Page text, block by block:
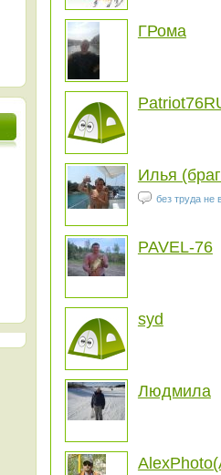
ГРома
Илья
без труда не
PAVEL-76
syd
Людмила